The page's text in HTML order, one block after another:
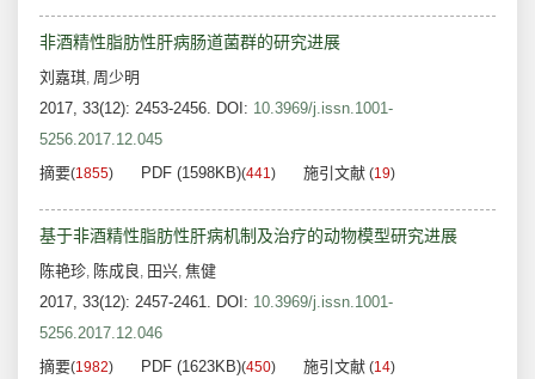
非酒精性脂肪性肝病肠道菌群的研究进展
刘嘉琪, 周少明
2017, 33(12): 2453-2456. DOI: 10.3969/j.issn.1001-
5256.2017.12.045
摘要(1855) PDF (1598KB)(441) 施引文献 (19)
基于非酒精性脂肪性肝病机制及治疗的动物模型研究进展
陈艳珍, 陈成良, 田兴, 焦健
2017, 33(12): 2457-2461. DOI: 10.3969/j.issn.1001-
5256.2017.12.046
摘要(1982) PDF (1623KB)(450) 施引文献 (14)